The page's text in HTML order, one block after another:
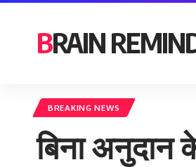
BRAIN
BREAKING NEWS
बिना अनुदान